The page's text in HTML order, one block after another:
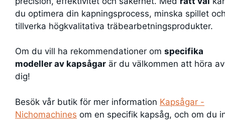
du optimera din kapningsprocess, minska spillet
tillverka högkvalitativa träbearbetningsprodukter.
Om du vill ha rekommendationer om specifika
modeller av kapsågar är du välkommen att höra av
dig!
Besök vår butik för mer information Kapsågar -
Nichomachines om en specifik kapsåg, och om du